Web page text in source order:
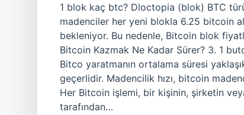
1 blok kaç btc? Dloctopia (blok) BTC
madenciler her yeni blokla 6.25 bitcoin
bekleniyor. Bu nedenle, Bitcoin blok
Bitcoin Kazmak Ne Kadar Sürer? 3. 1
Bitco yaratmanın ortalama süresi
geçerlidir. Madencilik hızı, bitcoin
Her Bitcoin işlemi, bir kişinin, şirketin
tarafından…